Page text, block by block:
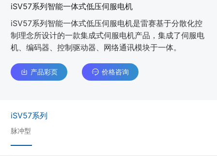
iSV57系列智能一体式低压伺服电机
iSV57系列智能一体式低压伺服电机是雷赛基于分散化控
制理念所设计的一款集成式伺服电机产品，集成了伺服电
机、编码器、控制驱动器、网络通讯模块于一体。
产品彩页 价格咨询
iSV57系列
脉冲型